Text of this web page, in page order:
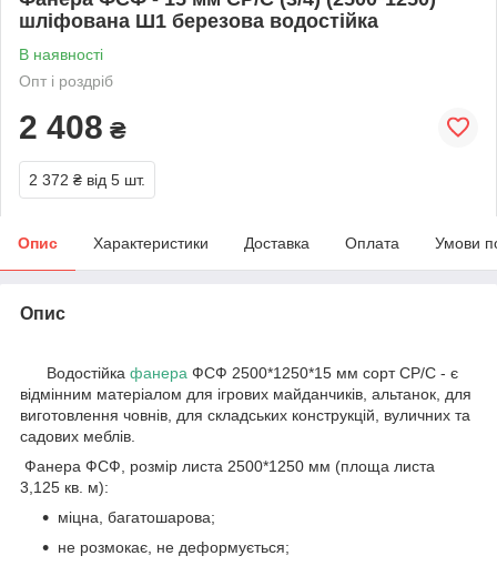
шліфована Ш1 березова водостійка
В наявності
Опт і роздріб
2 408 ₴
2 372 ₴ від 5 шт.
Опис Характеристики Доставка Оплата Умови
Опис
Водостійка фанера ФСФ 2500*1250*15 мм сорт СР/С - є
відмінним матеріалом для ігрових майданчиків, альтанок, для
виготовлення човнів, для складських конструкцій, вуличних та
садових меблів.
Фанера ФСФ, розмір листа 2500*1250 мм (площа листа
3,125 кв. м):
міцна, багатошарова;
не розмокає, не деформується;